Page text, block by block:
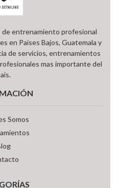
entrenamiento profesional
en Países Bajos, Guatemala y
de servicios, entrenamientos
mas importante del
Somos